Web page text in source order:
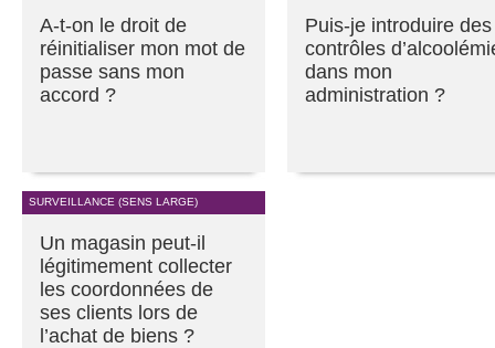
A-t-on le droit de
réinitialiser mon mot de
passe sans mon
accord ?
Puis-je introduire des
contrôles
dans mon
administration ?
SURVEILLANCE (SENS LARGE)
Un magasin peut-il
légitimement collecter
les coordonnées de
ses clients lors de
l’achat de biens ?